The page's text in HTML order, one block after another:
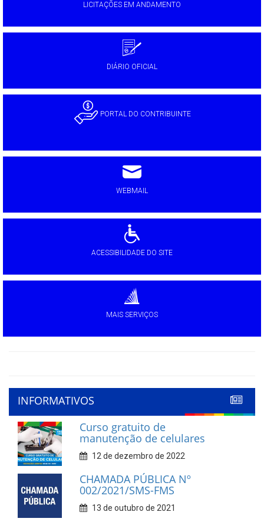
LICITAÇÕES EM ANDAMENTO
DIÁRIO OFICIAL
PORTAL DO CONTRIBUINTE
WEBMAIL
ACESSIBILIDADE DO SITE
MAIS SERVIÇOS
INFORMATIVOS
Curso gratuito de
manutenção de celulares
12 de dezembro de 2022
CHAMADA PÚBLICA Nº
002/2021/SMS-FMS
13 de outubro de 2021